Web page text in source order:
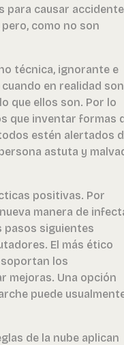
para causar
como no son
técnica, ignorante e
en realidad son
que ellos son. Por lo
que inventar formas
estén alertados
astuta y
positivas. Por
manera de
pasos siguientes
El más ético
los
mejoras. Una opción
puede
de la nube aplican